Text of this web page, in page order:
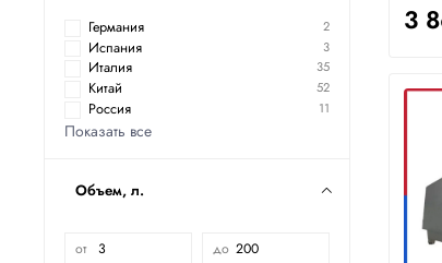
3
Германия 2
Испания 3
Италия 35
Китай 52
Россия 11
Показать все
Объем, л.
от до